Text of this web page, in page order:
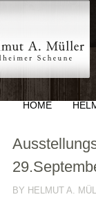
HOME
BY HELMUT A.